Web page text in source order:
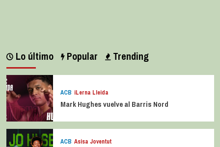
Lo último Popular Trending
ACB iLerna Lleida
Mark Hughes vuelve al Barris Nord
ACB Asisa Joventut